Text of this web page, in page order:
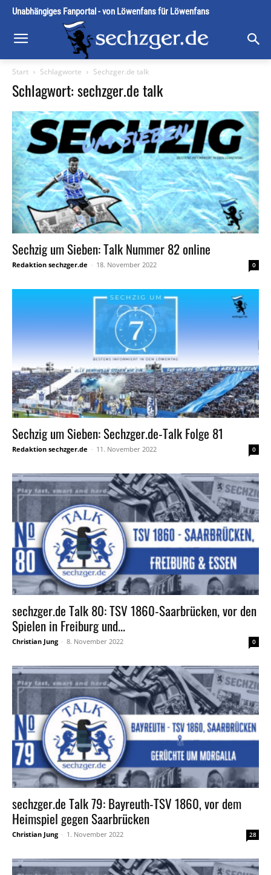
Unabhängiges Fanportal - von Löwenfans für Löwenfans
Start Schlagworte Sechzger.de talk
Schlagwort: sechzger.de talk
Sechzig um Sieben: Talk Nummer 82 online
Redaktion sechzger.de - 18. November 2022 0
Sechzig um Sieben: Sechzger.de-Talk Folge 81
Redaktion sechzger.de - 11. November 2022 0
sechzger.de Talk 80: TSV 1860-Saarbrücken, vor den
Spielen in Freiburg und...
Christian Jung - 8. November 2022 0
sechzger.de Talk 79: Bayreuth-TSV 1860, vor dem
Heimspiel gegen Saarbrücken
Christian Jung - 1. November 2022 28